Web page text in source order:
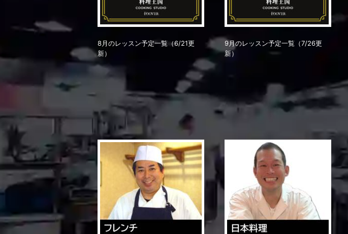
8月のレッスン予定一覧（6/21更
新）
9月のレッスン予定一覧（7/26更
新）